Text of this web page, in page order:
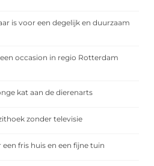
is voor een degelijk en duurzaam
occasion in regio Rotterdam
kat aan de dierenarts
zonder televisie
fris huis en een fijne tuin